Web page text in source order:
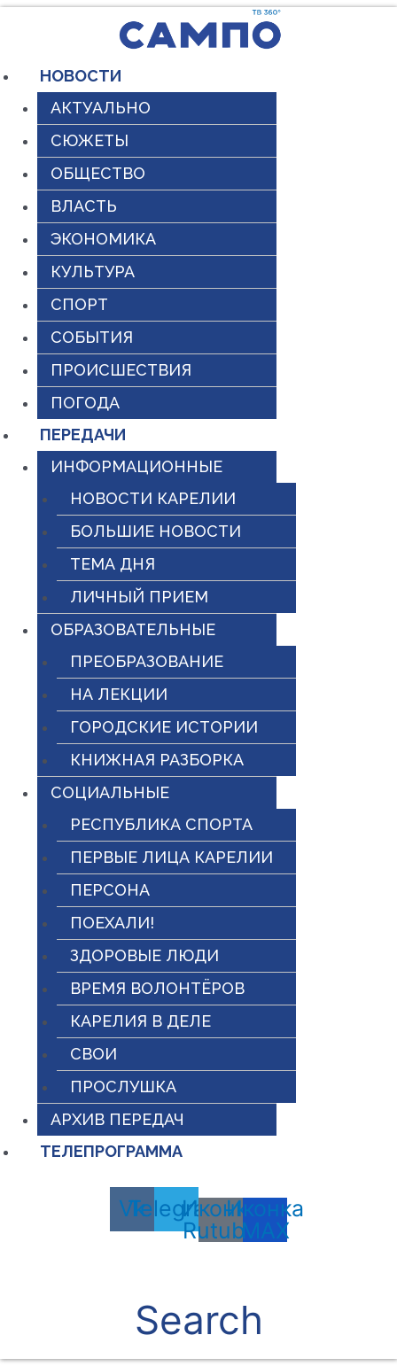
содержимому
НОВОСТИ
АКТУАЛЬНО
СЮЖЕТЫ
ОБЩЕСТВО
ВЛАСТЬ
ЭКОНОМИКА
КУЛЬТУРА
СПОРТ
СОБЫТИЯ
ПРОИСШЕСТВИЯ
ПОГОДА
ПЕРЕДАЧИ
ИНФОРМАЦИОННЫЕ
НОВОСТИ КАРЕЛИИ
БОЛЬШИЕ НОВОСТИ
ТЕМА ДНЯ
ЛИЧНЫЙ ПРИЕМ
ОБРАЗОВАТЕЛЬНЫЕ
ПРЕОБРАЗОВАНИЕ
НА ЛЕКЦИИ
ГОРОДСКИЕ ИСТОРИИ
КНИЖНАЯ РАЗБОРКА
СОЦИАЛЬНЫЕ
РЕСПУБЛИКА СПОРТА
ПЕРВЫЕ ЛИЦА КАРЕЛИИ
ПЕРСОНА
ПОЕХАЛИ!
ЗДОРОВЫЕ ЛЮДИ
ВРЕМЯ ВОЛОНТЁРОВ
КАРЕЛИЯ В ДЕЛЕ
СВОИ
ПРОСЛУШКА
АРХИВ ПЕРЕДАЧ
ТЕЛЕПРОГРАММА
Vk
Telegram
Иконка
Rutube
Иконка
MAX
Search